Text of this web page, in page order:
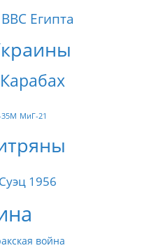
ВВС Египта
Карабах
МиГ-21
Суэц 1956
война